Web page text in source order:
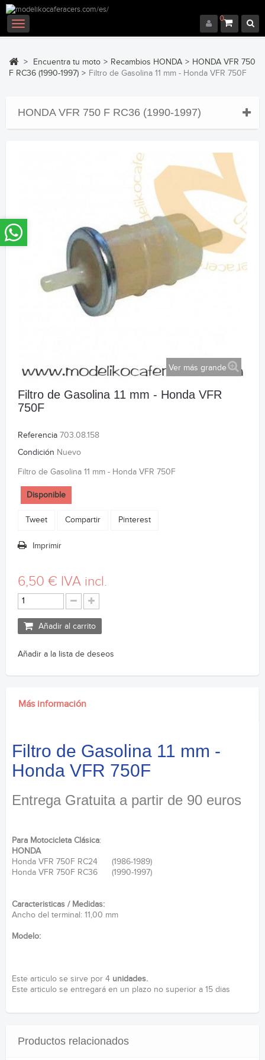
0
Navegación
Toggle
> Encuentra tu moto > Recambios HONDA > HONDA VFR 750
F RC36 (1990-1997) > Filtro de Gasolina 11 mm - Honda VFR 750F
HONDA VFR 750 F RC36 (1990-1997)
Ver más grande
Filtro de Gasolina 11 mm - Honda VFR
750F
Referencia 703.08.158
Condición Nuevo
Filtro de Gasolina 11 mm - Honda VFR 750F
Disponible
Tweet Compartir Pinterest
Imprimir
6,50 € IVA incl.
Añadir al carrito
Añadir a la lista de deseos
Más información
Filtro de Gasolina 11 mm -
Honda VFR 750F
Entrega Gratuita a partir de 90 euros
Para Motocicleta Clásica:
HONDA
Honda VFR 750F RC24 (1986-1989)
Honda VFR 750F RC36 (1990-1997)
Caracteristicas / Medidas:
Ancho del terminal: 11,00 mm
Modelo:
Este articulo se sirve por 4 unidades.
Este articulo se entregará en un plazo no superior a 15 dias
Productos relacionados